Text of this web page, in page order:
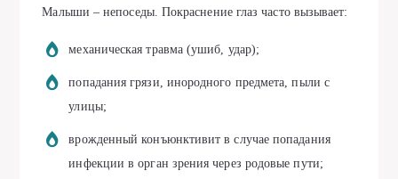
Малыши – непоседы. Покраснение глаз часто вызывает:
механическая травма (ушиб, удар);
попадания грязи, инородного предмета, пыли с
улицы;
врожденный конъюнктивит в случае попадания
инфекции в орган зрения через родовые пути;